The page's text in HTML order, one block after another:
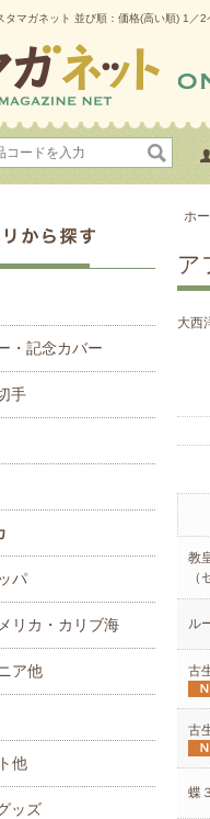
タマガネット 並び順：価格(高い順) 1／2
ホ
ア
大西
教
ル
古
古
蝶
・記念カバー
手
パ
リカ・カリブ海
ア他
他
ッズ